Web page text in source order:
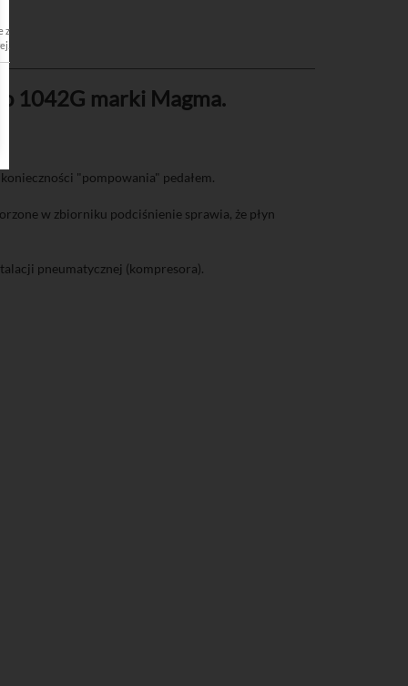
1042G marki Magma.
"pompowania" pedałem.
w zbiorniku podciśnienie sprawia, że płyn
pneumatycznej (kompresora).
strony. Pliki gromadzą informacje o sposobie korzystania ze strony internetowej
te nie rejestrują konkretnych danych osobowych Usługobiorcy, lecz służą do